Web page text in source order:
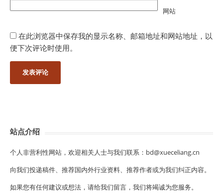
网站
在此浏览器中保存我的显示名称、邮箱地址和网站地址，以
便下次评论时使用。
站点介绍
个人非营利性网站，欢迎相关人士与我们联系：bd@xueceliang.cn
向我们投递稿件、推荐国内外行业资料、推荐作者或为我们纠正内容。
如果您有任何建议或想法，请给我们留言，我们将竭诚为您服务。